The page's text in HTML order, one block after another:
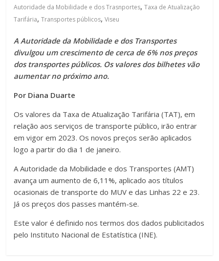
Autoridade da Mobilidade e dos Trasnportes,Taxa de Atualização
Tarifária,Transportes públicos,Viseu
A Autoridade da Mobilidade e dos Transportes
divulgou um crescimento de cerca de 6% nos preços
dos transportes públicos. Os valores dos bilhetes vão
aumentar no próximo ano.
Por Diana Duarte
Os valores da Taxa de Atualização Tarifária (TAT), em
relação aos serviços de transporte público, irão entrar
em vigor em 2023. Os novos preços serão aplicados
logo a partir do dia 1 de janeiro.
A Autoridade da Mobilidade e dos Transportes (AMT)
avança um aumento de 6,11%, aplicado aos títulos
ocasionais de transporte do MUV e das Linhas 22 e 23.
Já os preços dos passes mantém-se.
Este valor é definido nos termos dos dados publicitados
pelo Instituto Nacional de Estatística (INE).